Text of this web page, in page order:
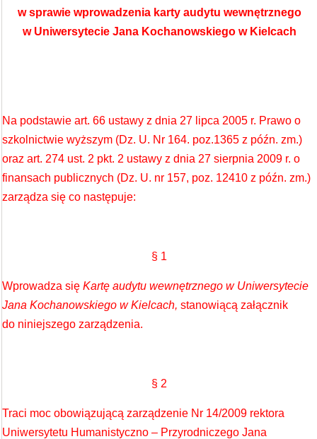
w sprawie wprowadzenia karty audytu wewnętrznego
w Uniwersytecie Jana Kochanowskiego w Kielcach
Na podstawie art. 66 ustawy z dnia 27 lipca 2005 r. Prawo o
szkolnictwie wyższym (Dz. U. Nr 164. poz.1365 z późn. zm.)
oraz art. 274 ust. 2 pkt. 2 ustawy z dnia 27 sierpnia 2009 r. o
finansach publicznych (Dz. U. nr 157, poz. 12410 z późn. zm.)
zarządza się co następuje:
§ 1
Wprowadza się Kartę audytu wewnętrznego w Uniwersytecie
Jana Kochanowskiego w Kielcach, stanowiącą załącznik
do niniejszego zarządzenia.
§ 2
Traci moc obowiązującą zarządzenie Nr 14/2009 rektora
Uniwersytetu Humanistyczno – Przyrodniczego Jana